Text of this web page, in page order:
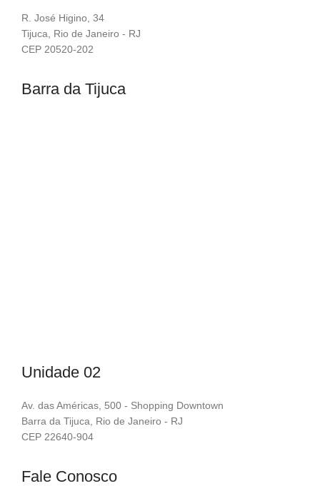
R. José Higino, 34
Tijuca, Rio de Janeiro - RJ
CEP 20520-202
Barra da Tijuca
Unidade 02
Av. das Américas, 500 - Shopping Downtown
Barra da Tijuca, Rio de Janeiro - RJ
CEP 22640-904
Fale Conosco